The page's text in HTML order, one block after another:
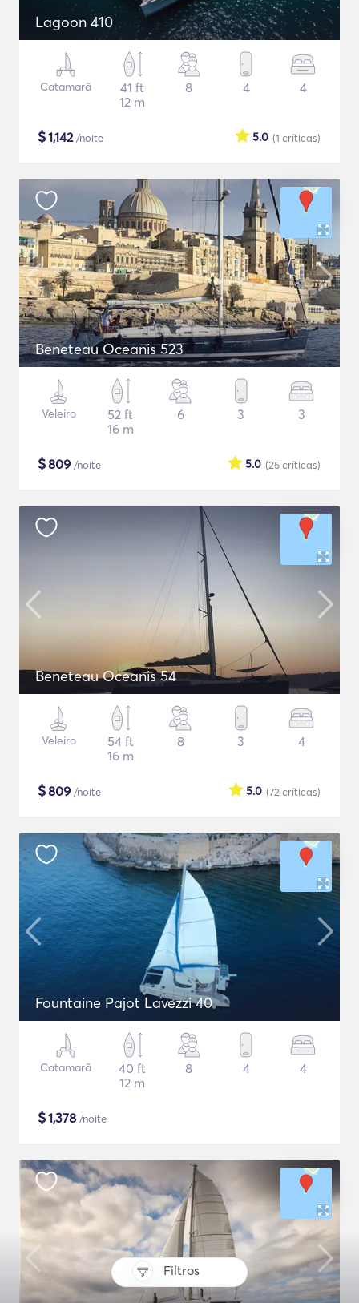
Filtros
Lagoon 410
Catamarã
41 ft
12 m
8 4 4
$1,142/noite (1 críticas)
5.0
Beneteau Oceanis 523
Veleiro
52 ft
16 m
6 3 3
$809 /noite (25críticas)
5.0
Beneteau Oceanis 54
Veleiro
54 ft
16 m
8 3 4
$809 /noite (72 críticas)
5.0
Fountaine Pajot Lavezzi 40
Catamarã
40 ft
12 m
8 4 4
$1,378 /noite